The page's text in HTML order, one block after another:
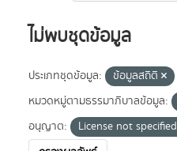
ไม่พบชุดข้อมูล
ประเภทชุดข้อมูล: ข้อมูลสถิติ
หมวดหมู่ตามธรรมาภิบาลข้อมูล:
อนุญาต:
License not specified